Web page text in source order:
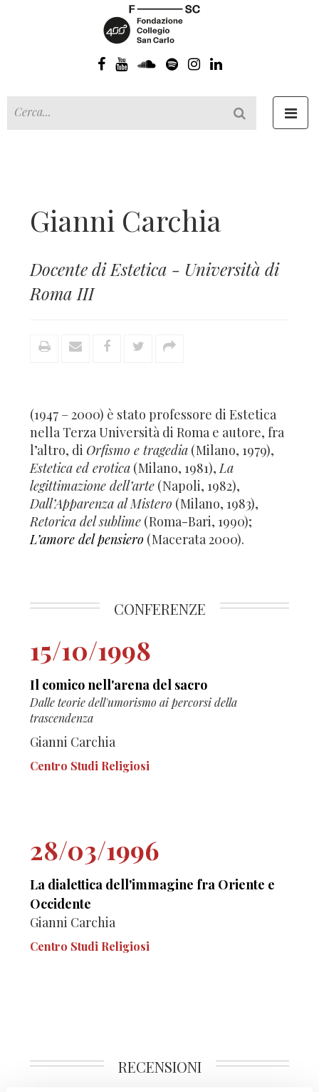
Gianni Carchia
Docente di Estetica - Università di
Roma III
(1947 – 2000) è stato professore di Estetica
nella Terza Università di Roma e autore, fra
l’altro, di Orfismo e tragedia (Milano, 1979),
Estetica ed erotica (Milano, 1981),La
legittimazione dell’arte (Napoli, 1982),
Dall’Apparenza al Mistero (Milano, 1983),
Retorica del sublime (Roma-Bari, 1990);
L’amore del pensiero (Macerata 2000).
CONFERENZE
15/10/1998
Il comico nell'arena del sacro
Dalle teorie dell'umorismo ai percorsi della
trascendenza
Gianni Carchia
Centro Studi Religiosi
28/03/1996
La dialettica dell'immagine fra Oriente e
Occidente
Gianni Carchia
Centro Studi Religiosi
RECENSIONI